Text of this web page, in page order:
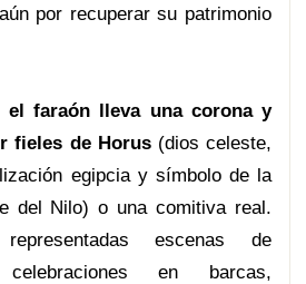
por recuperar su patrimonio
el faraón lleva una corona y
fieles de Horus (dios celeste,
egipcia y símbolo de la
del Nilo) o una comitiva real.
escenas de
celebraciones en barcas,